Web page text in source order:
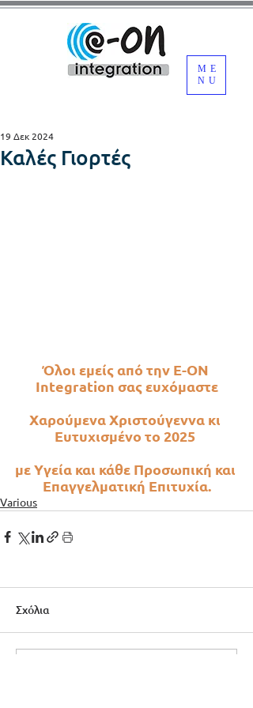
ME
NU
Καλές Γιορτές
19 Δεκ 2024
Όλοι εμείς από την E-ON
Integration σας ευχόμαστε
Xαρούμενα Χριστούγεννα κι
Eυτυχισμένο το 2025
με Υγεία και κάθε Προσωπική και
Επαγγελματική Επιτυχία.
Various
Σχόλια